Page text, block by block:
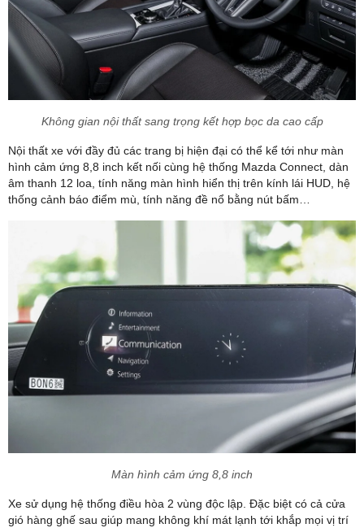
Không gian nội thất sang trọng kết hợp bọc da cao cấp
Nội thất xe với đầy đủ các trang bị hiện đại có thể kể tới như màn
hình cảm ứng 8,8 inch kết nối cùng hệ thống Mazda Connect, dàn
âm thanh 12 loa, tính năng màn hình hiển thị trên kính lái HUD, hệ
thống cảnh báo điểm mù, tính năng đề nổ bằng nút bấm…
Màn hình cảm ứng 8,8 inch
Xe sử dụng hệ thống điều hòa 2 vùng độc lập. Đặc biệt có cả cửa
gió hàng ghế sau giúp mang không khí mát lạnh tới khắp mọi vị trí